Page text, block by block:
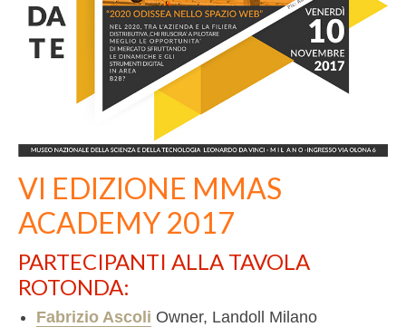
VI EDIZIONE MMAS
ACADEMY 2017
PARTECIPANTI ALLA TAVOLA
ROTONDA:
Fabrizio Ascoli Owner, Landoll Milano